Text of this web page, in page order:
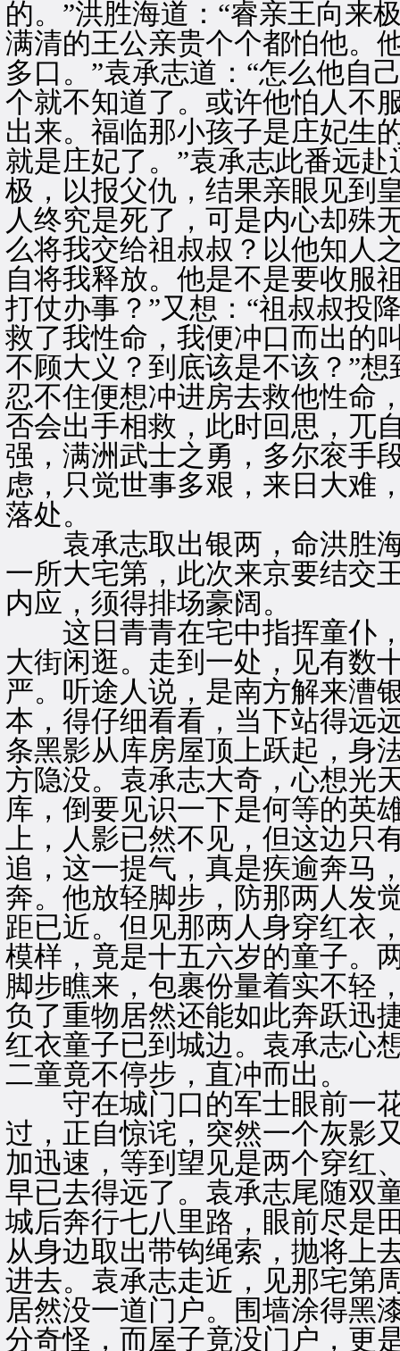
的。”洪胜海道：“睿亲王向来
满清的王公亲贵个个都怕他。
多口。”袁承志道：“怎么他自
个就不知道了。或许他怕人不
出来。福临那小孩子是庄妃生
就是庄妃了。”袁承志此番远
极，以报父仇，结果亲眼见到
人终究是死了，可是内心却殊
么将我交给祖叔叔？以他知人
自将我释放。他是不是要收服
打仗办事？”又想：“祖叔叔投
救了我性命，我便冲口而出的
不顾大义？到底该是不该？”
忍不住便想冲进房去救他性命
否会出手相救，此时回思，兀
强，满洲武士之勇，多尔衮手
虑，只觉世事多艰，来日大难
落处。
袁承志取出银两，命洪胜海
一所大宅第，此次来京要结交
内应，须得排场豪阔。
这日青青在宅中指挥童仆，
大街闲逛。走到一处，见有数
严。听途人说，是南方解来漕
本，得仔细看看，当下站得远
条黑影从库房屋顶上跃起，身
方隐没。袁承志大奇，心想光
库，倒要见识一下是何等的英
上，人影已然不见，但这边只
追，这一提气，真是疾逾奔马
奔。他放轻脚步，防那两人发
距已近。但见那两人身穿红衣
模样，竟是十五六岁的童子。
脚步瞧来，包裹份量着实不轻
负了重物居然还能如此奔跃迅
红衣童子已到城边。袁承志心
二童竟不停步，直冲而出。
守在城门口的军士眼前一花
过，正自惊诧，突然一个灰影
加迅速，等到望见是两个穿红
早已去得远了。袁承志尾随双
城后奔行七八里路，眼前尽是
从身边取出带钩绳索，抛将上
进去。袁承志走近，见那宅第
居然没一道门户。围墙涂得黑
分奇怪，而屋子竟没门户，更